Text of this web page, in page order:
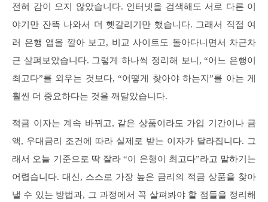
전혀 감이 오지 않았습니다. 인터넷을 검색해도 서로 다른 이
야기만 잔뜩 나와서 더 헷갈리기만 했습니다. 그래서 직접 여
러 은행 앱을 깔아 보고, 비교 사이트도 돌아다니면서 차근차
근 살펴보았습니다. 그렇게 하나씩 정리해 보니, “어느 은행이
최고다”를 외우는 것보다, “어떻게 찾아야 하는지”를 아는 게
훨씬 더 중요하다는 것을 깨달았습니다.
적금 이자는 계속 바뀌고, 같은 상품이라도 가입 기간이나 금
액, 우대금리 조건에 따라 실제로 받는 이자가 달라집니다. 그
래서 오늘 기준으로 딱 잘라 “이 은행이 최고다”라고 말하기는
어렵습니다. 대신, 스스로 가장 높은 금리의 적금 상품을 찾아
낼 수 있는 방법과, 그 과정에서 꼭 살펴봐야 할 점들을 정리해